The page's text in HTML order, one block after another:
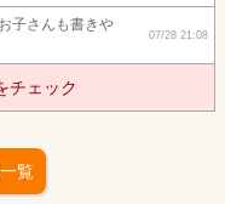
子さんも書きや
07/28 21:08
チェック
覧